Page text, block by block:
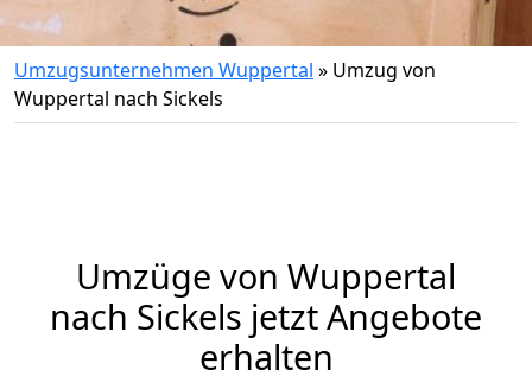
Umzugsunternehmen Wuppertal » Umzug von
Wuppertal nach Sickels
Umzüge von Wuppertal
nach Sickels jetzt Angebote
erhalten